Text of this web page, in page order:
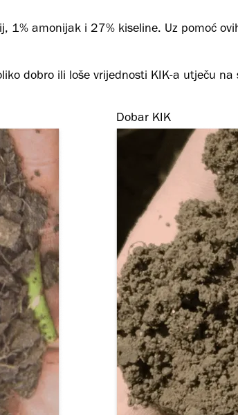
1% amonijak i 27% kiseline. Uz pomoć
dobro ili loše vrijednosti KIK-a utječu
Dobar KIK